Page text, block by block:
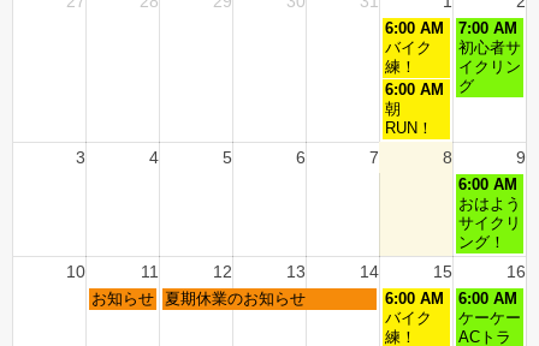
6:00 AM
バイク
練！
7:00 AM
初心者サ
イクリン
グ
6:00 AM
朝
RUN！
3 4 5 6 7 8 9
6:00 AM
おはよう
サイクリ
ング！
10 11 12 13 14 15 16
お知らせ 夏期休業のお知らせ
6:00 AM
バイク
練！
6:00 AM
ケーケー
ACトラ